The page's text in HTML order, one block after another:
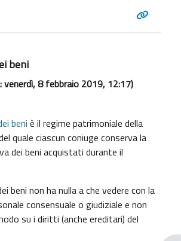
beni
venerdì, 8 febbraio 2019, 12:17)
beni è il regime patrimoniale della
quale ciascun coniuge conserva la
dei beni acquistati durante il
beni non ha nulla a che vedere con la
consensuale o giudiziale e non
su i diritti (anche ereditari) del